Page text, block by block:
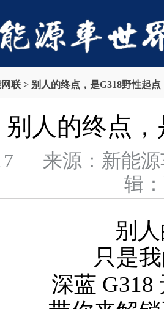
联 > 别人的终点，是G318野性起点
别人的终点
17 来源：新能
辑
别
只是
深蓝 G318